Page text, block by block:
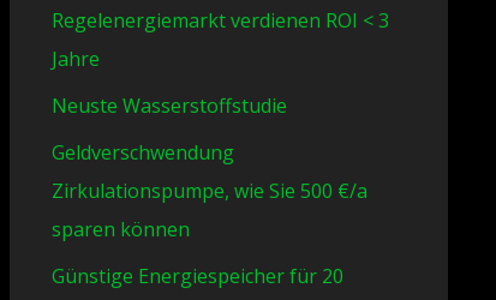
Regelenergiemarkt verdienen ROI < 3
Jahre
Neuste Wasserstoffstudie
Geldverschwendung
Zirkulationspumpe, wie Sie 500 €/a
sparen können
Günstige Energiespeicher für 20